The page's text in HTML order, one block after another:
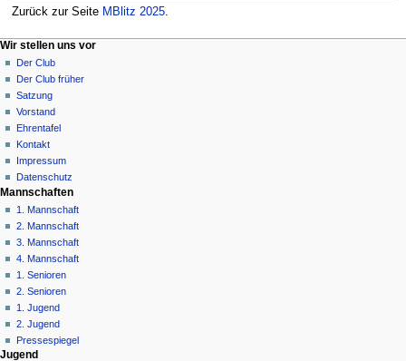
Zurück zur Seite MBlitz 2025.
N
a
v
g
a
i
o
n
s
m
e
n
ü
Seitenaktionen
Seite
Diskussion
Lesen
Quelltext
anzeigen
Versionsgeschichte
Meine Werkzeuge
Anmelden
Wir stellen uns vor
Der Club
Der Club früher
Satzung
Vorstand
Ehrentafel
Kontakt
Impressum
Datenschutz
Mannschaften
1. Mannschaft
2. Mannschaft
3. Mannschaft
4. Mannschaft
1. Senioren
2. Senioren
1. Jugend
2. Jugend
Pressespiegel
Jugend